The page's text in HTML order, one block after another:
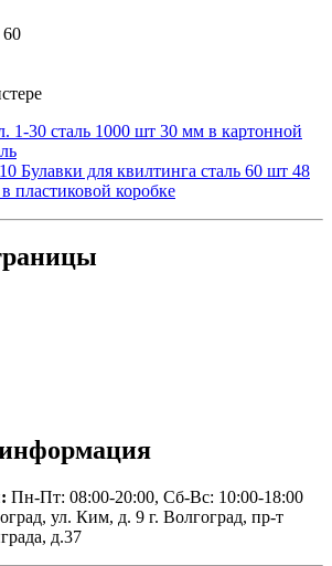
60
1-30 сталь 1000 шт 30 мм в картонной
Булавки для квилтинга сталь 60 шт 48
пластиковой коробке
Пн-Пт: 08:00-20:00, Сб-Вс: 10:00-18:00
ул. Ким, д. 9 г. Волгоград, пр-т
д.37